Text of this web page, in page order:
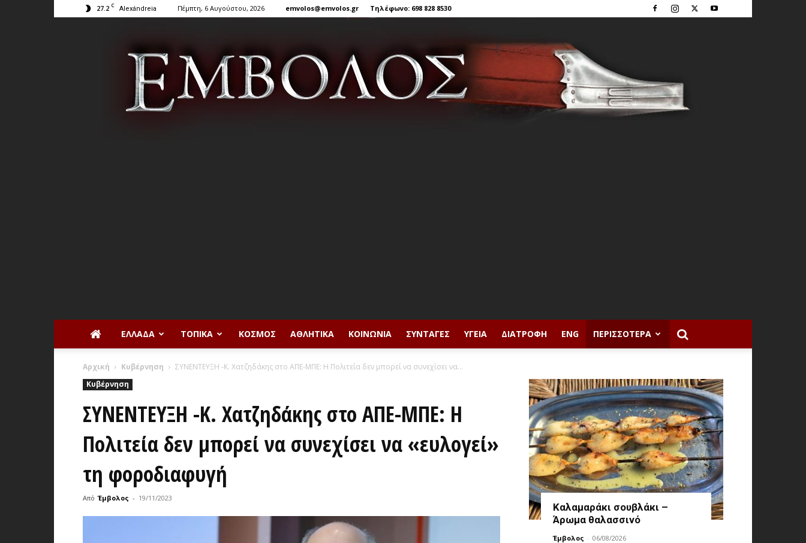
27.2 C Alexándreia Πέμπτη, 6 Αυγούστου, 2026 emvolos@emvolos.gr Τηλέφωνο: 698 828 8530
ΕΛΛΆΔΑ ΤΟΠΙΚΆ ΚΌΣΜΟΣ ΑΘΛΗΤΙΚΆ ΚΟΙΝΩΝΊΑ ΣΥΝΤΑΓΈΣ ΥΓΕΊΑ ΔΙΑΤΡΟΦΉ ENG ΠΕΡΙΣΣΌΤΕΡΑ
Αρχική Κυβέρνηση
ΣΥΝΕΝΤΕΥΞΗ -Κ. Χατζηδάκης στο ΑΠΕ-ΜΠΕ: Η Πολιτεία δεν μπορεί να συνεχίσει να...
Κυβέρνηση
ΣΥΝΕΝΤΕΥΞΗ -Κ. Χατζηδάκης στο ΑΠΕ-ΜΠΕ: Η
Πολιτεία δεν μπορεί να συνεχίσει να «ευλογεί»
τη φοροδιαφυγή
Από Έμβολος - 19/11/2023
Καλαμαράκι σουβλάκι –
Άρωμα θαλασσινό
Έμβολος - 06/08/2026